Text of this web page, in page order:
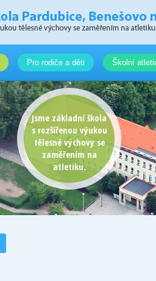
Pro rodiče a děti Školní
Jsme základní škola
s rozšířenou výukou
tělesné výchovy se
zaměřením na
atletiku.